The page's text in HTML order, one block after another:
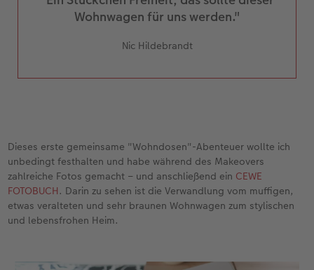
Wohnwagen für uns werden."
Nic Hildebrandt
Dieses erste gemeinsame "Wohndosen"-Abenteuer wollte ich
unbedingt festhalten und habe während des Makeovers
zahlreiche Fotos gemacht – und anschließend ein CEWE
FOTOBUCH . Darin zu sehen ist die Verwandlung vom muffigen,
etwas veralteten und sehr braunen Wohnwagen zum stylischen
und lebensfrohen Heim.